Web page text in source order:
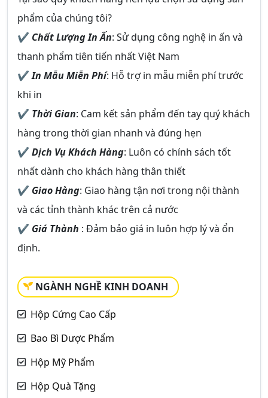
phẩm của chúng tôi?
✔ Chất Lượng In Ấn: Sử dụng công nghệ in ấn và
thanh phẩm tiên tiến nhất Việt Nam
✔In Mẫu Miễn Phí: Hỗ trợ in mẫu miễn phí trước
khi in
✔ Thời Gian: Cam kết sản phẩm đến tay quý khách
hàng trong thời gian nhanh và đúng hẹn
✔ Dịch Vụ Khách Hàng: Luôn có chính sách tốt
nhất dành cho khách hàng thân thiết
✔ Giao Hàng: Giao hàng tận nơi trong nội thành
và các tỉnh thành khác trên cả nước
✔ Giá Thành : Đảm bảo giá in luôn hợp lý và ổn
định.
NGÀNH NGHỀ KINH DOANH
Hộp Cứng Cao Cấp
Bao Bì Dược Phẩm
Hộp Mỹ Phẩm
Hộp Quà Tặng